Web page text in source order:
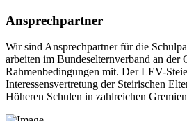
Ansprechpartner
Wir sind Ansprechpartner für die
arbeiten im Bundeselternverband an der
Rahmenbedingungen mit. Der LEV-
Interessensvertretung der Steirischen
Höheren Schulen in zahlreichen